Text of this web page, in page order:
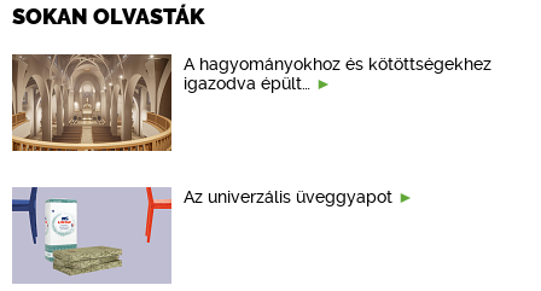
SOKAN OLVASTÁK
A hagyományokhoz és kötöttségekhez
igazodva épült…
Az univerzális üveggyapot